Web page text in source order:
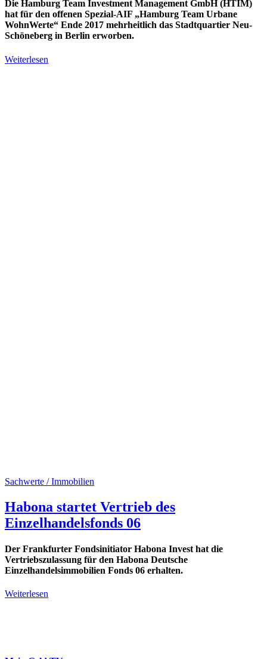
Die Hamburg Team Investment Management GmbH (HTIM)
hat für den offenen Spezial-AIF „Hamburg Team Urbane
WohnWerte“ Ende 2017 mehrheitlich das Stadtquartier Neu-
Schöneberg in Berlin erworben.
Weiterlesen
Sachwerte / Immobilien
Habona startet Vertrieb des
Einzelhandelsfonds 06
Der Frankfurter Fondsinitiator Habona Invest hat die
Vertriebszulassung für den Habona Deutsche
Einzelhandelsimmobilien Fonds 06 erhalten.
Weiterlesen